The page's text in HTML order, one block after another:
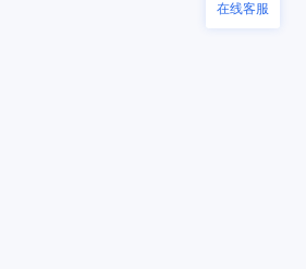
在线客服